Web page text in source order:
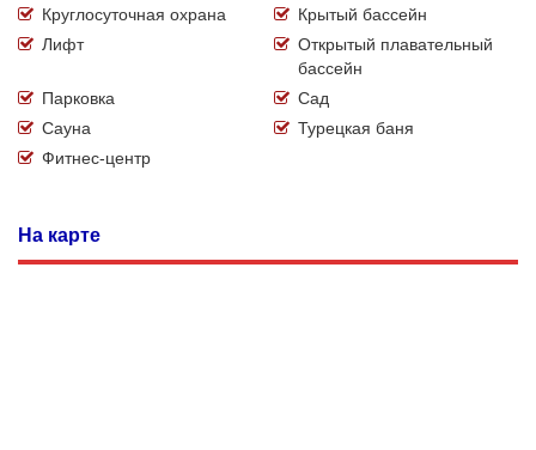
Круглосуточная охрана
Крытый бассейн
Лифт
Открытый плавательный
бассейн
Парковка
Сад
Сауна
Турецкая баня
Фитнес-центр
На карте